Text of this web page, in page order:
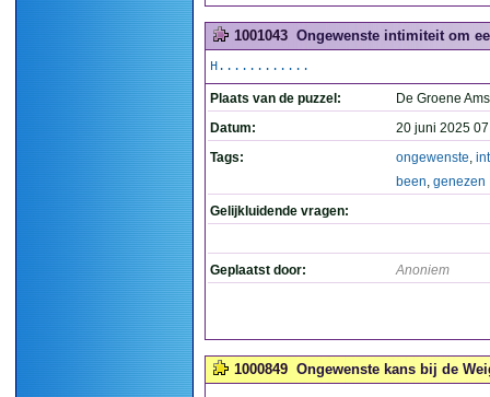
1001043 Ongewenste intimiteit om
H............
Plaats van de puzzel:
De Groene
Datum:
20 juni 2025
Tags:
ongewenste,
been, genezen
Gelijkluidende vragen:
Geplaatst door: Anoniem
1000849 Ongewenste kans bij de